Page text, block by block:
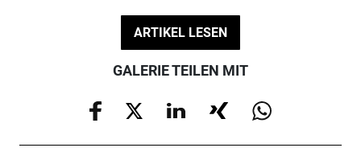
ARTIKEL LESEN
GALERIE TEILEN MIT